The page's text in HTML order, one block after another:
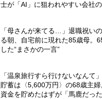
士が「AI」に狙われやすい会社の
「母さんが来てる…」退職祝い
る朝、自宅前に現れた85歳母。
した“まさかの一言”
「温泉旅行すら行けないなんて
貯蓄は〈5,600万円〉の68歳主
資金を貯めたはずが「馬鹿だった